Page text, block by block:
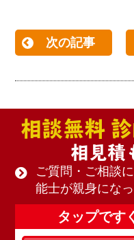
次の記事
相談無料
相見積
ご質問・ご相談
能士が親身にな
タップです